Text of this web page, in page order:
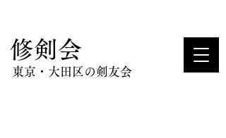
​修剣会
東京・大田区の剣友会